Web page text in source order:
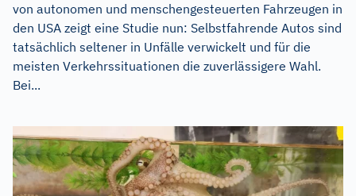
von autonomen und menschengesteuerten Fahrzeugen in
den USA zeigt eine Studie nun: Selbstfahrende Autos sind
tatsächlich seltener in Unfälle verwickelt und für die
meisten Verkehrssituationen die zuverlässigere Wahl.
Bei...